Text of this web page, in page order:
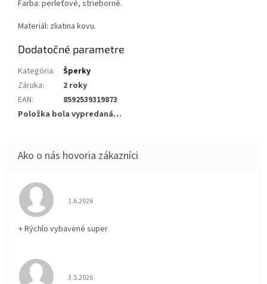
Farba: perleťové, strieborné.
Materiál: zliatina kovu.
Dodatočné parametre
Kategória:
Šperky
Záruka:
2 roky
EAN:
8592539319873
Položka bola vypredaná…
Hodnotenie obchodu je 5 z 5 hviezdičiek.
1.6.2026
+ Rýchlo vybavené super
Hodnotenie obchodu je 3 z 5 hviezdičiek.
3.5.2026